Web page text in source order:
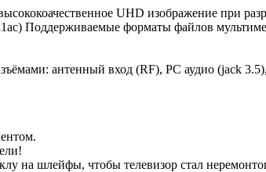
UHD изображение при
Поддерживаемые форматы файлов
антенный вход (RF), PC аудио (jack
на шлейфы, чтобы телевизор стал